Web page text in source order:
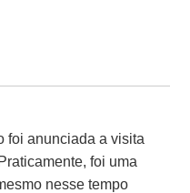
foi anunciada a visita
foi uma
nesse tempo